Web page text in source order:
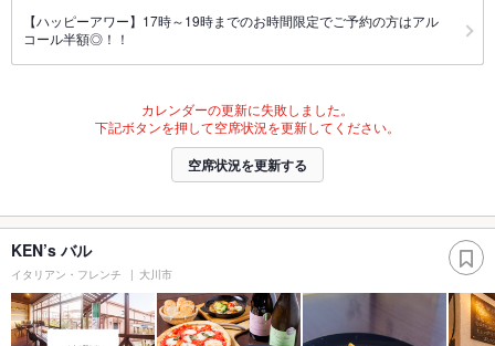
【ハッピーアワー】17時～19時までのお時間限定でご予約の方はアル
コール半額◎！！
カレンダーの更新に失敗しました。
下記ボタンを押して空席状況を更新してください。
空席状況を更新する
KEN’s バル
イタリアン・フレンチ 大川市